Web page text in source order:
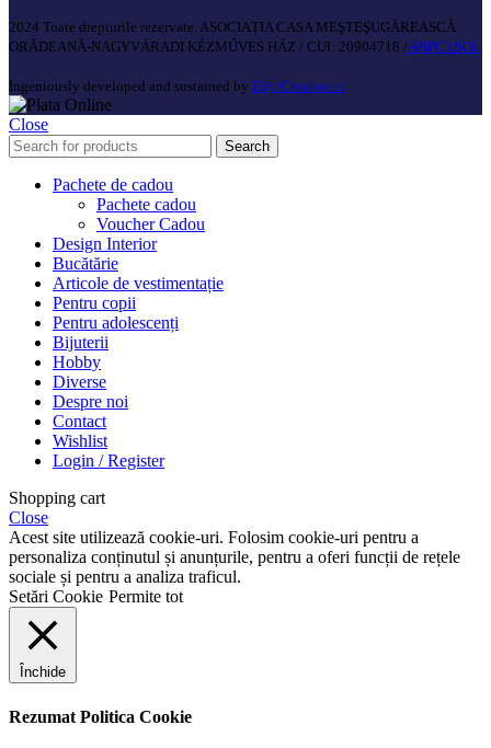
2024 Toate drepturile rezervate. ASOCIAȚIA CASA MEŞTEŞUGĂREASCĂ
ORĂDEANĂ-NAGYVÁRADI KÉZMŰVES HÁZ / CUI: 20904718 /ANPC | SOL
Ingeniously developed and sustained by Edy Creative.ro
Close
Search
Pachete de cadou
Pachete cadou
Voucher Cadou
Design Interior
Bucătărie
Articole de vestimentație
Pentru copii
Pentru adolescenți
Bijuterii
Hobby
Diverse
Despre noi
Contact
Wishlist
Login / Register
Shopping cart
Close
Acest site utilizează cookie-uri. Folosim cookie-uri pentru a
personaliza conținutul și anunțurile, pentru a oferi funcții de rețele
sociale și pentru a analiza traficul.
Setări Cookie Permite tot
Închide
Rezumat Politica Cookie